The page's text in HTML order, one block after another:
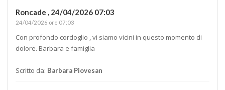
Roncade , 24/04/2026 07:03
24/04/2026 ore 07:03
Con profondo cordoglio , vi siamo vicini in questo momento di
dolore. Barbara e famiglia
Scritto da: Barbara Piovesan